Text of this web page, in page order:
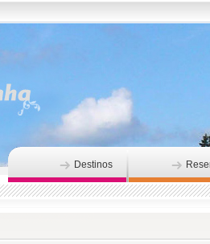
Destinos